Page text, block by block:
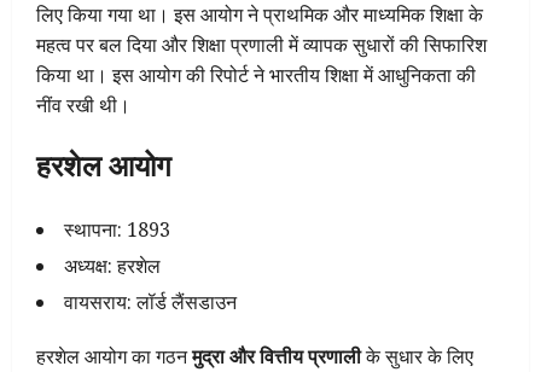
लिए किया गया था। इस आयोग ने प्राथमिक और माध्यमिक शिक्षा के
महत्व पर बल दिया और शिक्षा प्रणाली में व्यापक सुधारों की सिफारिश
किया था। इस आयोग की रिपोर्ट ने भारतीय शिक्षा में आधुनिकता की
नींव रखी थी।
हरशेल आयोग
स्थापना: 1893
अध्यक्ष: हरशेल
वायसराय: लॉर्ड लैंसडाउन
हरशेल आयोग का गठनमुद्रा और वित्तीय प्रणालीके सुधार के लिए